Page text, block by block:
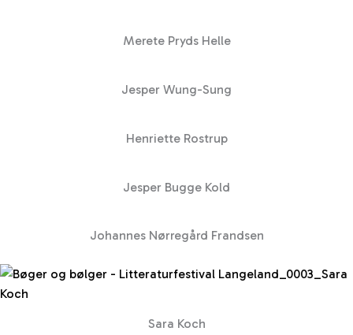
Merete Pryds Helle
Jesper Wung-Sung
Henriette Rostrup
Jesper Bugge Kold
Johannes Nørregård Frandsen
Sara Koch